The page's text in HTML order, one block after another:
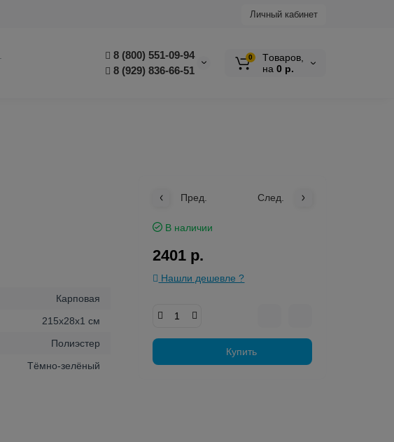
Личный кабинет
8 (800) 551-09-94
8 (929) 836-66-51
0
Tоваров,
на 0 р.
Карповая
215x28x1 см
Полиэстер
Тёмно-зелёный
Пред. След.
В наличии
2401 р.
Нашли дешевле ?
Купить